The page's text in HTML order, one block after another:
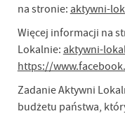
na stronie: aktywni-
Więcej informacji na
Lokalnie: aktywni-
https://
Zadanie Aktywni
budżetu państwa,